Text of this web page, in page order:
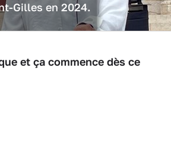
Gilles en 2024.
et ça commence dès ce